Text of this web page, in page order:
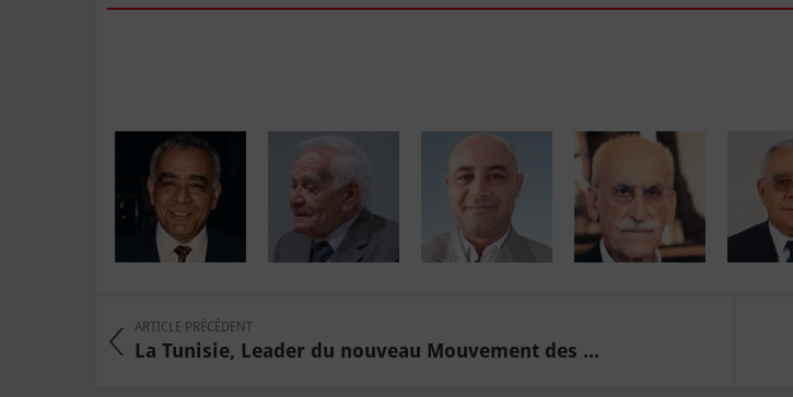
ARTICLE PRÉCÉDENT
La Tunisie, Leader du nouveau Mouvement des ...